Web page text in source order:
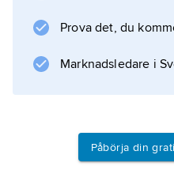
Information
Prova det, du
Marknadsledare i
Påbörja din